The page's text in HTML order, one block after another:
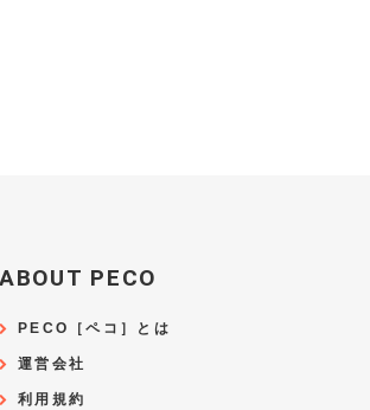
ABOUT PECO
PECO［ペコ］とは
運営会社
利用規約